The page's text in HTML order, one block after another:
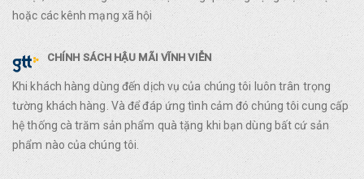
hoặc các kênh mạng xã hội
CHÍNH SÁCH HẬU MÃI VĨNH VIỄN
Khi khách hàng dùng đến dịch vụ của chúng tôi luôn trân trọng
tường khách hàng. Và để đáp ứng tình cảm đó chúng tôi cung cấp
hệ thống cà trăm sản phẩm quà tặng khi bạn dùng bất cứ sản
phẩm nào của chúng tôi.